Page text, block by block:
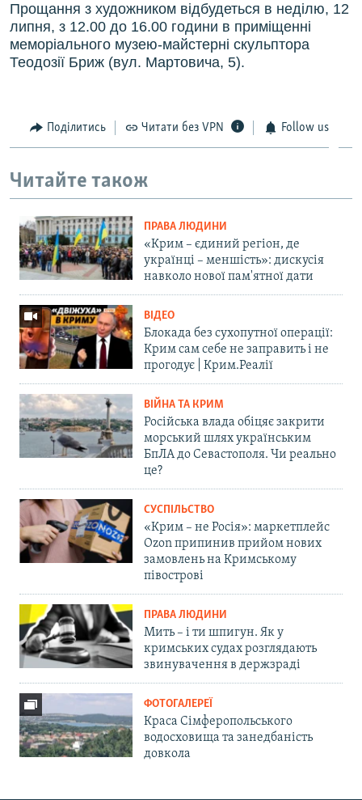
Прощання з художником відбудеться в неділю, 12
липня, з 12.00 до 16.00 години в приміщенні
меморіального музею-майстерні скульптора
Теодозії Бриж (вул. Мартовича, 5).
Поділитись Читати без VPN Follow us
Читайте також
ПРАВА ЛЮДИНИ
«Крим – єдиний регіон, де
українці – меншість»: дискусія
навколо нової пам'ятної дати
ВІДЕО
Блокада без сухопутної операції:
Крим сам себе не заправить і не
прогодує | Крим.Реалії
ВІЙНА ТА КРИМ
Російська влада обіцяє закрити
морський шлях українським
БпЛА до Севастополя. Чи реально
це?
СУСПІЛЬСТВО
«Крим – не Росія»: маркетплейс
Ozon припинив прийом нових
замовлень на Кримському
півострові
ПРАВА ЛЮДИНИ
Мить – і ти шпигун. Як у
кримських судах розглядають
звинувачення в держзраді
ФОТОГАЛЕРЕЇ
Краса Сімферопольського
водосховища та занедбаність
довкола